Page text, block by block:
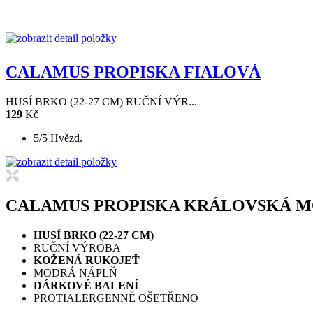
CALAMUS PROPISKA FIALOVÁ
HUSÍ BRKO (22-27 CM) RUČNÍ VÝR...
129 Kč
5/5 Hvězd.
CALAMUS PROPISKA KRÁLOVSKÁ
HUSÍ BRKO (22-27 CM)
RUČNÍ VÝROBA
KOŽENÁ RUKOJEŤ
MODRÁ NÁPLŇ
DÁRKOVÉ BALENÍ
PROTIALERGENNĚ OŠETŘENO